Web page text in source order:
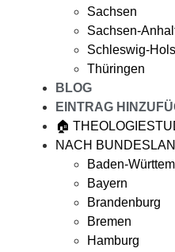
Sachsen
Sachsen-
Schleswig-
Thüringen
BLOG
EINTRAG
🏠
NACH
Baden-
Bayern
Brandenburg
Bremen
Hamburg